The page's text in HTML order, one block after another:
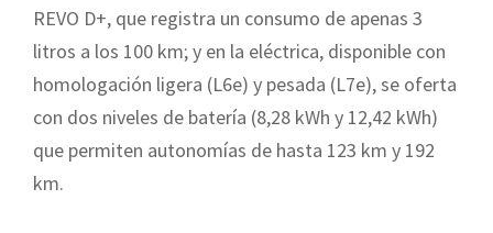
REVO D+, que registra un consumo de apenas 3
litros a los 100 km; y en la eléctrica, disponible con
homologación ligera (L6e) y pesada (L7e), se oferta
con dos niveles de batería (8,28 kWh y 12,42 kWh)
que permiten autonomías de hasta 123 km y 192
km.